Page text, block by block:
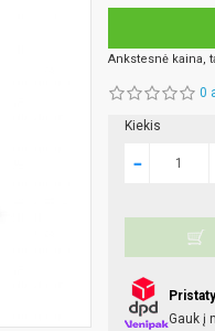
Ankstesnė kaina,
0
Kiekis
Gauk į